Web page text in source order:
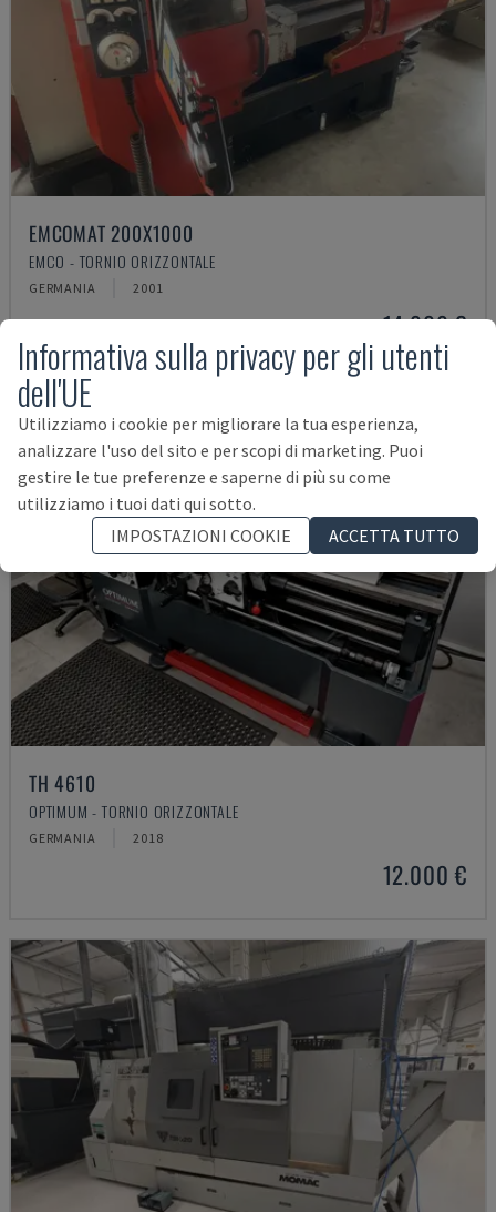
EMCOMAT 200X1000
EMCO - TORNIO ORIZZONTALE
GERMANIA 2001
14.000 €
TH 4610
OPTIMUM - TORNIO ORIZZONTALE
GERMANIA 2018
12.000 €
Informativa sulla privacy per gli utenti
dell'UE
Utilizziamo i cookie per migliorare la tua esperienza,
analizzare l'uso del sito e per scopi di marketing. Puoi
gestire le tue preferenze e saperne di più su come
utilizziamo i tuoi dati qui sotto.
IMPOSTAZIONI COOKIE
ACCETTA TUTTO